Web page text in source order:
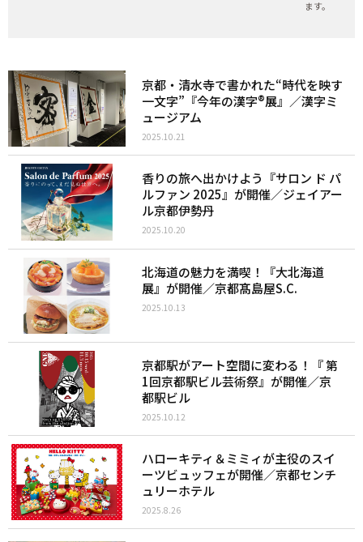
ます。
京都・清水寺で書かれた“時代を映す
一文字”『今年の漢字®展』／漢字ミ
ュージアム
2025.10.21
香りの旅へ出かけよう『サロン ド パ
ルファン 2025』が開催／ジェイアー
ル京都伊勢丹
2025.10.20
北海道の魅力を満喫！『大北海道
展』が開催／京都髙島屋S.C.
2025.10.13
京都駅がアート空間に変わる！『 第
1回京都駅ビル芸術祭』が開催／京
都駅ビル
2025.10.12
ハローキティ＆ミミィが主役のスイ
ーツビュッフェが開催／京都センチ
ュリーホテル
2025.8.26